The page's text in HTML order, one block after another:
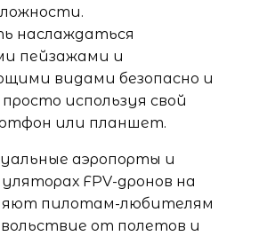
наслаждаться
пейзажами и
видами безопасно и
используя свой
или планшет.
аэропорты и
FPV-дронов на
пилотам-любителям
от полетов и